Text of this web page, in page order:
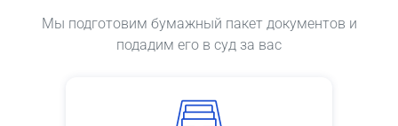
Мы подготовим бумажный пакет документов и
подадим его в суд за вас